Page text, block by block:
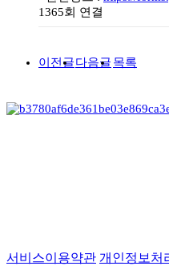
1365회 연결
이전글다음글 목록
서비스이용약관 개인정보처